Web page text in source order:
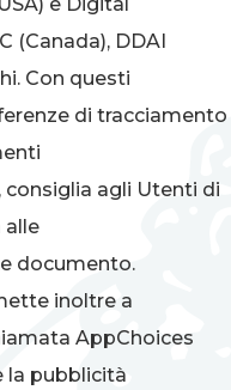
(Canada), DDAI
Con questi
di tracciamento
agli Utenti di
alle
documento.
inoltre a
AppChoices
la pubblicità